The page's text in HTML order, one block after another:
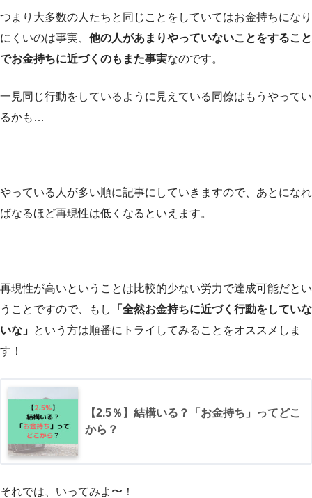
つまり大多数の人たちと同じことをしていてはお金持ちになり
にくいのは事実、 他の人があまりやっていないことをすること
でお金持ちに近づくのもまた事実なのです。
一見同じ行動をしているように見えている同僚はもうやってい
るかも…
やっている人が多い順に記事にしていきますので、あとになれ
ばなるほど再現性は低くなるといえます。
再現性が高いということは比較的少ない労力で達成可能だとい
うことですので、もし
「全然お金持ちに近づく行動をしていな
いな」 という方は順番にトライしてみることをオススメしま
す！
【2.5％】結構いる？「お金持ち」ってどこ
から？
それでは、いってみよ〜！